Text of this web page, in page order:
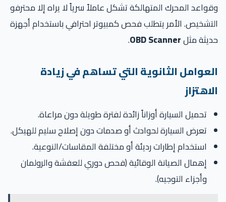
المحرك المتهالكة تشكل عاملاً سرياً لا يراه إلا محترفو
الأمر يتطلب فحص كمبيوتر احترافي باستخدام أجهزة
مثلOBD Scanner
.
الثانوية التي تساهم في زيادة
تحميل السيارة أوزاناً زائدة لفترة طويلة دون مراعاة.
تعرض السيارة لحوادث أو صدمات دون إصلاح سليم للهيكل.
استخدام إطارات رديئة أو مختلفة المقاسات/النوعية.
إهمال الصيانة الوقائية (فحص دوري للعفشة والرولمان
وأجزاء التوجيه).